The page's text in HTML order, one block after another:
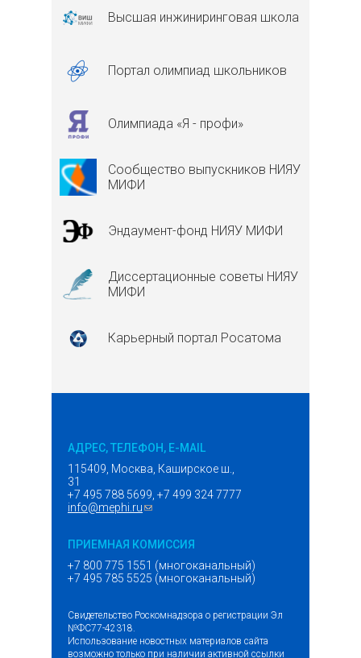
Высшая инжиниринговая школа
Портал олимпиад школьников
Олимпиада «Я - профи»
Сообщество выпускников НИЯУ
МИФИ
Эндаумент-фонд НИЯУ МИФИ
Диссертационные советы НИЯУ
МИФИ
Карьерный портал Росатома
АДРЕС, ТЕЛЕФОН, E-MAIL
115409, Москва, Каширское ш.,
31
+7 495 788 5699, +7 499 324 7777
info@mephi.ru(ссылка для отправки email)
ПРИЕМНАЯ КОМИССИЯ
+7 800 775 1551 (многоканальный)
+7 495 785 5525 (многоканальный)
Свидетельство Роскомнадзора о регистрации Эл
№ФС77-42318.
Использование новостных материалов сайта
возможно только при наличии активной ссылки